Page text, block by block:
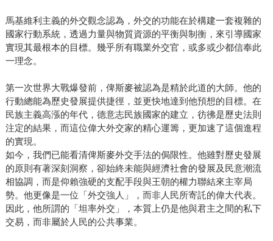
馬基維利主義的外交觀念認為，外交的功能在於構建一套複雜的
國家行動系統，透過力量與物質資源的平衡與制衡，來引導國家
實現其最根本的目標。幾乎所有職業外交官，或多或少都信奉此
一理念。
第一次世界大戰爆發前，俾斯麥被認為是精於此道的大師。他的
行動總能為歷史發展提供捷徑，並更快地達到他預想的目標。在
民族主義高漲的年代，德意志民族國家的建立，彷彿是歷史法則
注定的結果，而這位偉大外交家的精心運籌，更加速了這個進程
的實現。
如今，我們已能看清俾斯麥外交手法的侷限性。他雖對歷史發展
的原則有著深刻洞察，卻始終未能與經濟社會的發展及民意潮流
相協調，而是仰賴強硬的支配手段與王朝的權力聯結來主宰局
勢。他更像是一位「外交強人」，而非人民所寄託的偉大代表。
因此，他所謂的「坦率外交」，本質上仍是他與君主之間的私下
交易，而非屬於人民的公共事業。